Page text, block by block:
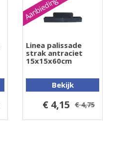
Aanbieding
Linea palissade
strak antraciet
15x15x60cm
Bekijk
€ 4,15 € 4,75